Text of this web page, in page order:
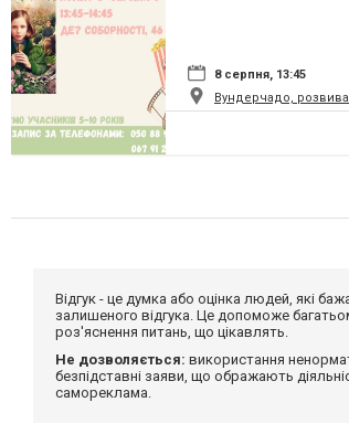
8 серпня, 13:45
Вундерчадо,
Відгук - це думка або оцінка людей, які
залишеного відгука. Це допоможе
роз'яснення питань, що цікавлять.
Не дозволяється: використання
безпідставні заяви, що ображають
самореклама.